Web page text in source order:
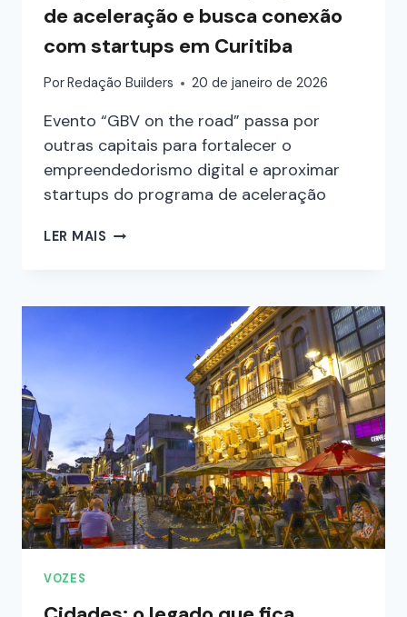
de aceleração e busca conexão
com startups em Curitiba
PorRedação Builders 20 de janeiro de 2026
Evento “GBV on the road” passa por
outras capitais para fortalecer o
empreendedorismo digital e aproximar
startups do programa de aceleração
LER MAIS
VOZES